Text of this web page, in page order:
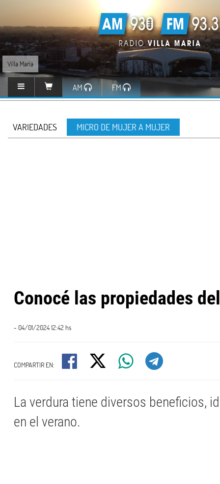
Villa María
AM FM
VARIEDADES MICRO DE MUJER A MUJER
Conocé las propiedades
- 04/01/2024 12:42 hs
COMPARTIR EN:
La verdura tiene diversos beneficios,
en el verano.